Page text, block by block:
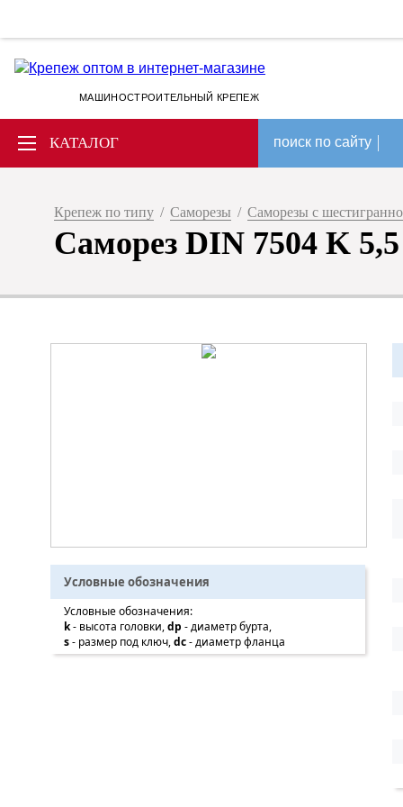
МАШИНОСТРОИТЕЛЬНЫЙ КРЕПЕЖ
КАТАЛОГ поиск по сайту
Крепеж по типу / Саморезы / Саморезы с
Саморез DIN 7504 K
Условные обозначения
Условные обозначения:
k- высота головки,dp - диаметр бурта,
s- размер под ключ,dc- диаметр фланца